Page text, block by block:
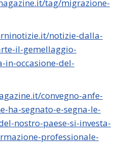
tag/migrazione-
notizie-dalla-
il-gemellaggio-
occasione-del-
convegno-anfe-
ha-segnato-e-segna-le-
nostro-paese-si-investa-
professionale-